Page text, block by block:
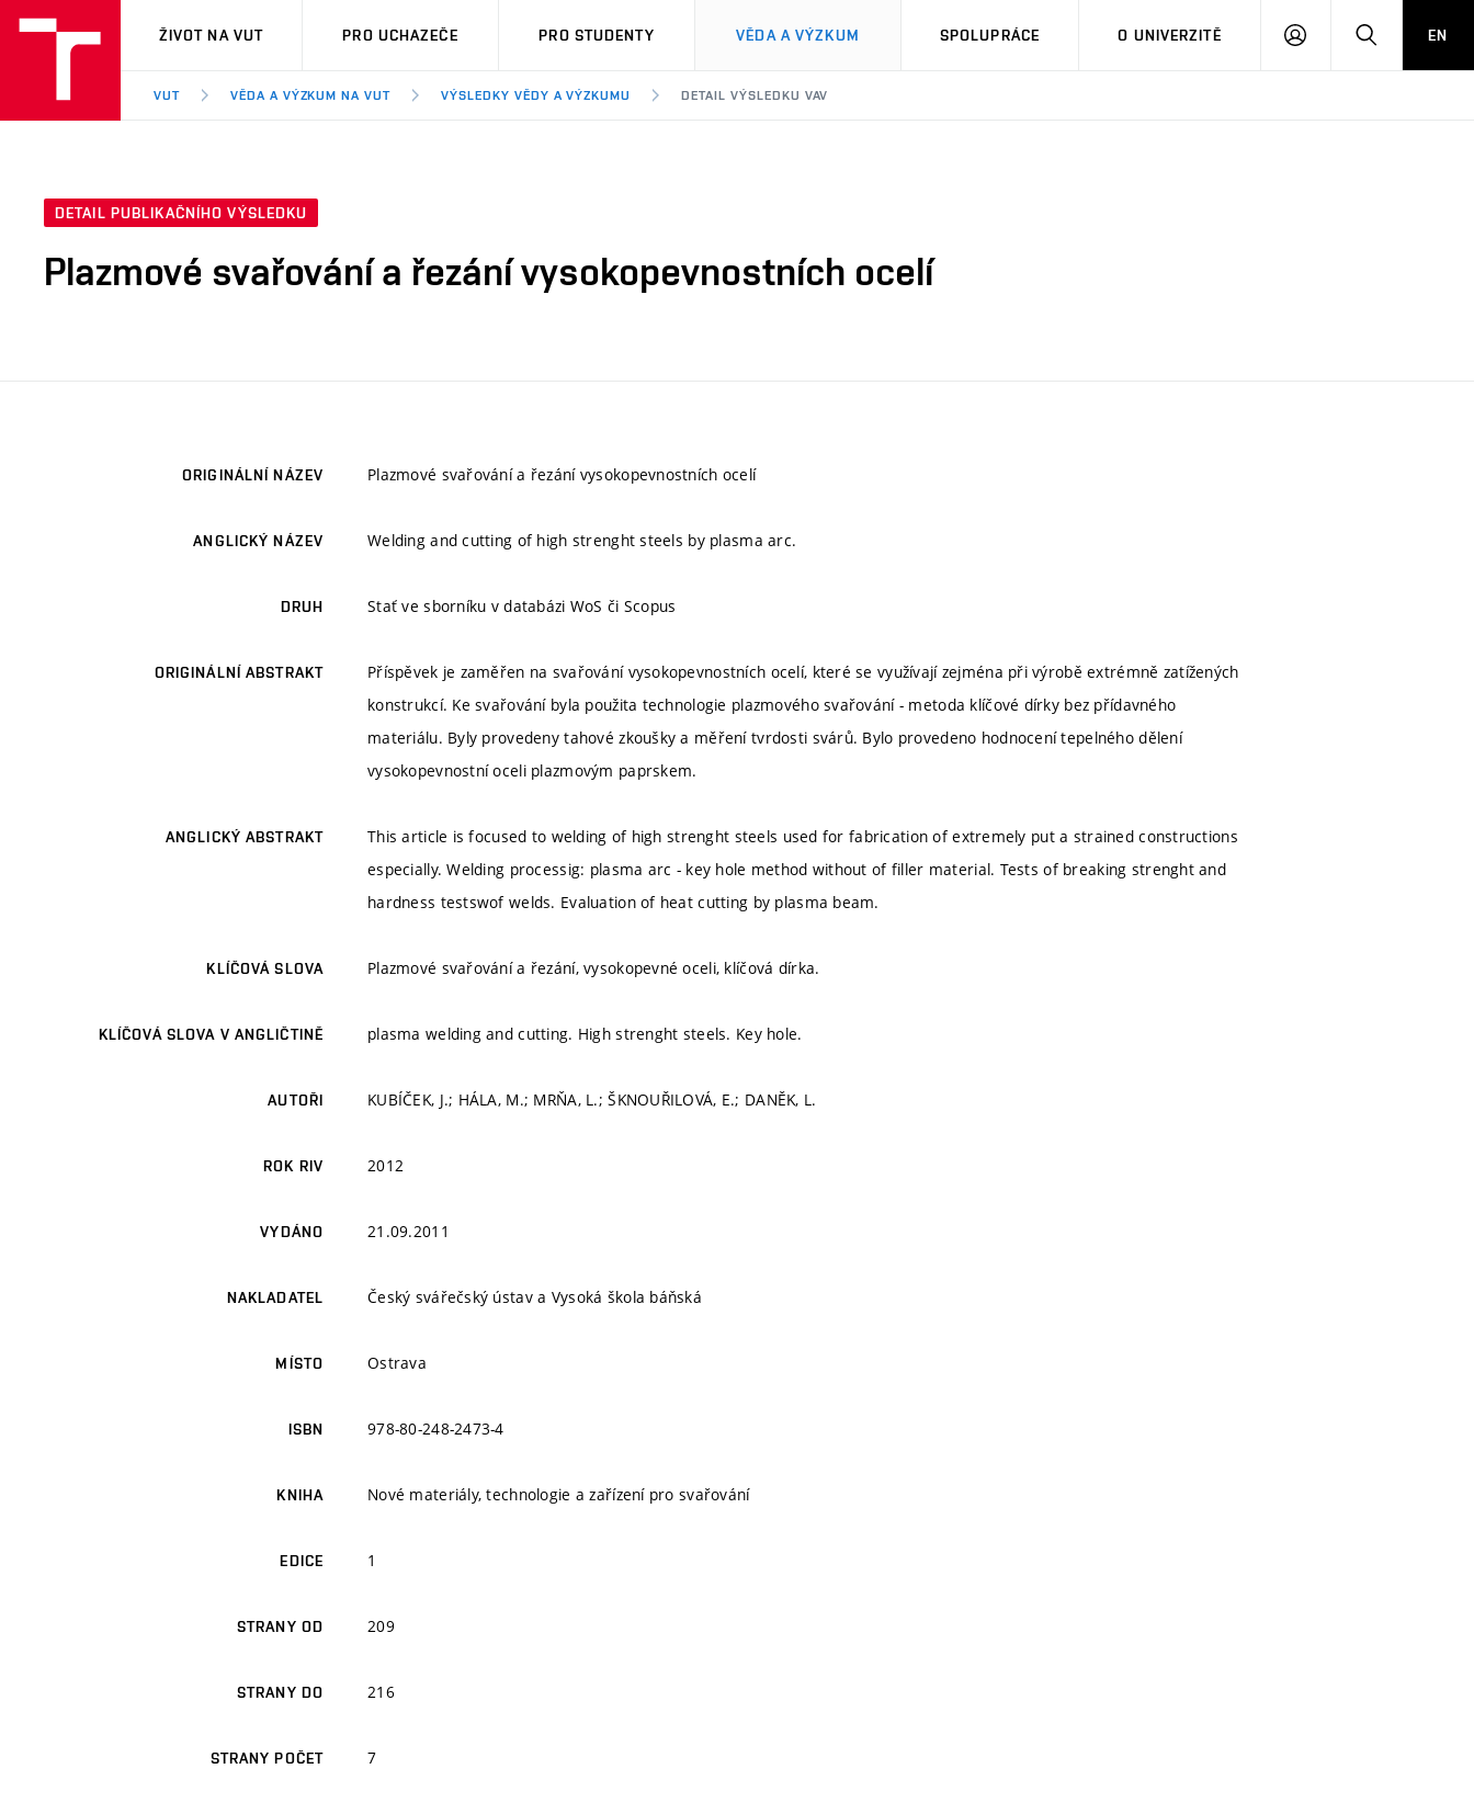
VUT
ŽIVOT NA VUT PRO UCHAZEČE PRO STUDENTY VĚDA A VÝZKUM SPOLUPRÁCE O UNIVERZITĚ
PŘIHLÁSIT HLEDATEN
VUT VĚDA A VÝZKUM NA VUT VÝSLEDKY VĚDY A VÝZKUMU DETAIL VÝSLEDKU VAV
DETAIL PUBLIKAČNÍHO VÝSLEDKU
Plazmové svařování a řezání vysokopevnostních ocelí
ORIGINÁLNÍ NÁZEV Plazmové svařování a řezání vysokopevnostních ocelí
ANGLICKÝ NÁZEV Welding and cutting of high strenght steels by plasma arc.
DRUH Stať ve sborníku v databázi WoS či Scopus
ORIGINÁLNÍ ABSTRAKT
Příspěvek je zaměřen na svařování vysokopevnostních ocelí, které se využívají zejména při výrobě extrémně zatížených
konstrukcí. Ke svařování byla použita technologie plazmového svařování - metoda klíčové dírky bez přídavného
materiálu. Byly provedeny tahové zkoušky a měření tvrdosti svárů. Bylo provedeno hodnocení tepelného dělení
vysokopevnostní oceli plazmovým paprskem.
ANGLICKÝ ABSTRAKT
This article is focused to welding of high strenght steels used for fabrication of extremely put a strained constructions
especially. Welding processig: plasma arc - key hole method without of filler material. Tests of breaking strenght and
hardness testswof welds. Evaluation of heat cutting by plasma beam.
KLÍČOVÁ SLOVA Plazmové svařování a řezání, vysokopevné oceli, klíčová dírka.
KLÍČOVÁ SLOVA V ANGLIČTINĚ plasma welding and cutting. High strenght steels. Key hole.
AUTOŘI KUBÍČEK, J.; HÁLA, M.; MRŇA, L.; ŠKNOUŘILOVÁ, E.; DANĚK, L.
ROK RIV 2012
VYDÁNO 21.09.2011
NAKLADATEL Český svářečský ústav a Vysoká škola báňská
MÍSTO Ostrava
ISBN 978-80-248-2473-4
KNIHA Nové materiály, technologie a zařízení pro svařování
EDICE 1
STRANY OD 209
STRANY DO 216
STRANY POČET 7